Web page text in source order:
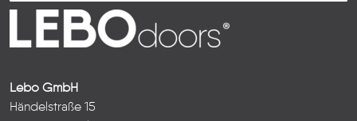
Lebo GmbH
Händelstraße 15